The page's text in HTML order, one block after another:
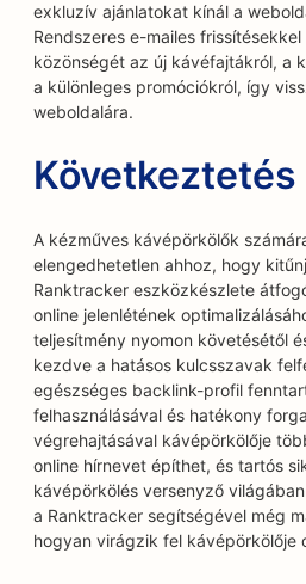
exkluzív ajánlatokat kínál a
Rendszeres e-mailes
közönségét az új kávéfajtákról, a
a különleges promóciókról, így
weboldalára.
Következtetés
A kézműves kávépörkölők
elengedhetetlen ahhoz, hogy
Ranktracker eszközkészlete
online jelenlétének
teljesítmény nyomon követésétől
kezdve a hatásos kulcsszavak
egészséges backlink-profil
felhasználásával és hatékony
végrehajtásával kávépörkölője
online hírnevet építhet, és tartós
kávépörkölés versenyző
a Ranktracker segítségével még
hogyan virágzik fel kávépörkölője